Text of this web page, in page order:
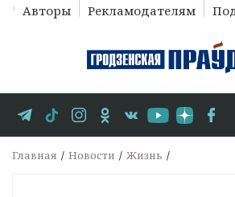
Авторы Рекламодателям
Главная Новости Жизнь